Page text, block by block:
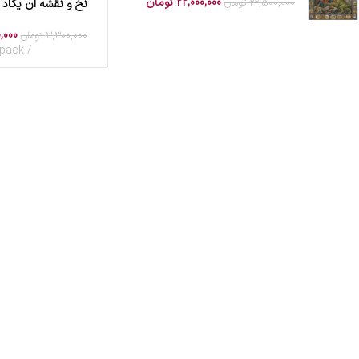
افزودن به سبد خرید
نخ و نقشه ان
3,300,000 تومان
pack